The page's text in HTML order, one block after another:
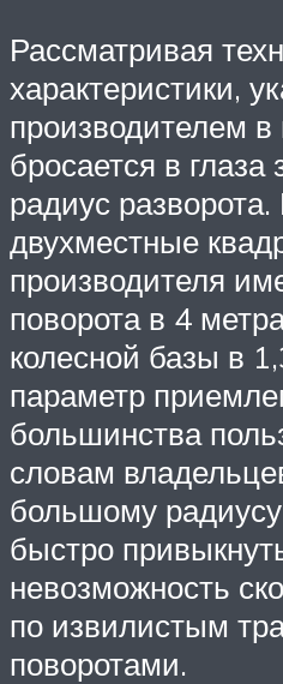
Рассматривая
характеристики,
производителем в
бросается в глаза
радиус
двухместные
производителя
поворота в 4
колесной базы в
параметр
большинства
словам
большому
быстро
невозможность
по извилистым
поворотами.